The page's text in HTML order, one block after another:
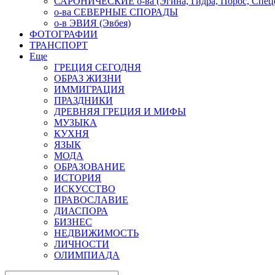
о-ва СЕВЕРНЫЕ СПОРАДЫ
о-в ЭВИЯ (Эвбея)
ФОТОГРАФИИ
ТРАНСПОРТ
Еще
ГРЕЦИЯ СЕГОДНЯ
ОБРАЗ ЖИЗНИ
ИММИГРАЦИЯ
ПРАЗДНИКИ
ДРЕВНЯЯ ГРЕЦИЯ И МИФЫ
МУЗЫКА
КУХНЯ
ЯЗЫК
МОДА
ОБРАЗОВАНИЕ
ИСТОРИЯ
ИСКУССТВО
ПРАВОСЛАВИЕ
ДИАСПОРА
БИЗНЕС
НЕДВИЖИМОСТЬ
ЛИЧНОСТИ
ОЛИМПИАДА